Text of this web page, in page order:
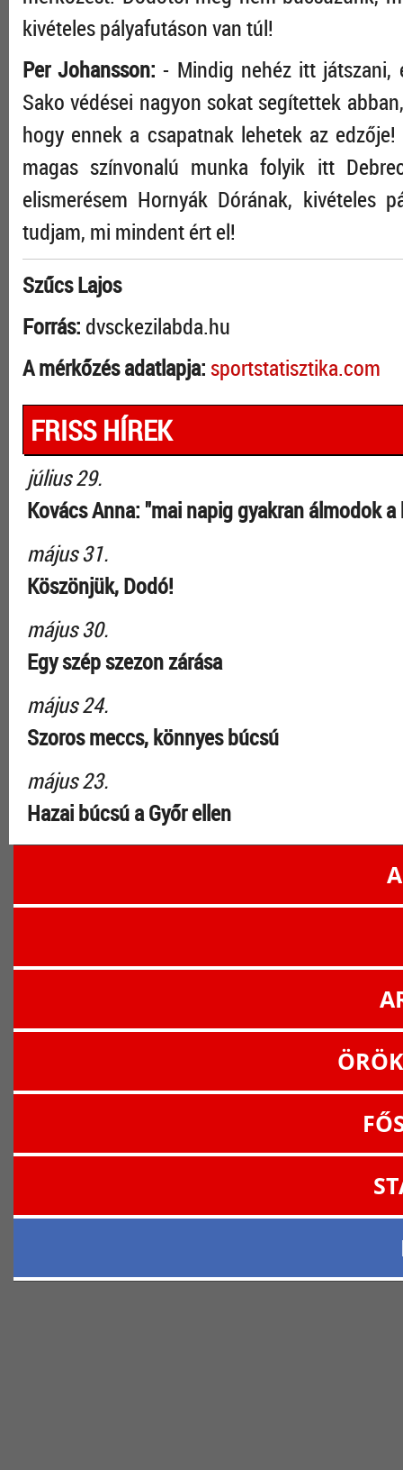
kivételes pályafutáson van túl!
Per Johansson: - Mindig nehéz itt játszani,
Sako védései nagyon sokat segítettek
hogy ennek a csapatnak lehetek az
magas színvonalú munka folyik itt
elismerésem Hornyák Dórának, kivételes
tudjam, mi mindent ért el!
Szűcs Lajos
Forrás: dvsckezilabda.hu
A mérkőzés adatlapja:sportstatisztika.com
FRISS HÍREK
július 29.
Kovács Anna: "mai napig gyakran álmodok
május 31.
Köszönjük, Dodó!
május 30.
Egy szép szezon zárása
május 24.
Szoros meccs, könnyes búcsú
május 23.
Hazai búcsú a Győr ellen